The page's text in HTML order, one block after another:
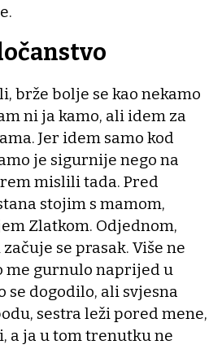
brže bolje se kao nekamo
ni ja kamo, ali idem za
Jer idem samo kod
je sigurnije nego na
mislili tada. Pred
stojim s mamom,
Zlatkom. Odjednom,
se prasak. Više ne
me gurnulo naprijed u
se dogodilo, ali svjesna
sestra leži pored mene,
a ja u tom trenutku ne